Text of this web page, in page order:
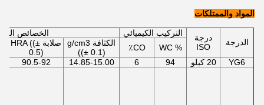
المواد والممتلكات
الدرجة
درجة
ISO
التركيب الكيميائي
الخصائص
% WC
CO٪
الكثافة g/cm3
((± 0.1)
صلابة HRA ((±
0.5)
YG6 20 كيلو 94
6
14.85-15.00
90.5-92